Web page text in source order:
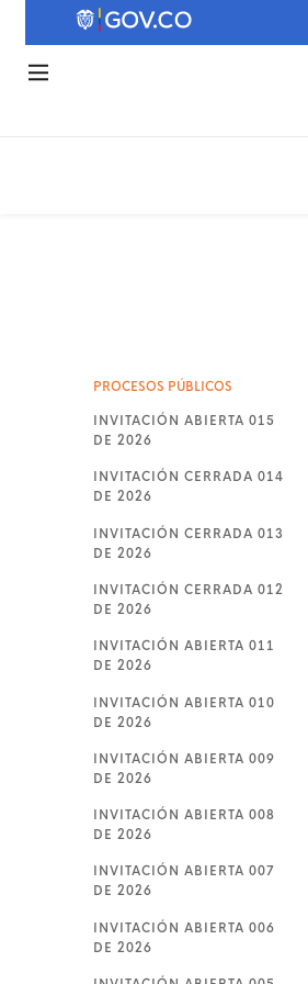
PROCESOS PÚBLICOS
INVITACIÓN ABIERTA 015
DE 2026
INVITACIÓN CERRADA 014
DE 2026
INVITACIÓN CERRADA 013
DE 2026
INVITACIÓN CERRADA 012
DE 2026
INVITACIÓN ABIERTA 011
DE 2026
INVITACIÓN ABIERTA 010
DE 2026
INVITACIÓN ABIERTA 009
DE 2026
INVITACIÓN ABIERTA 008
DE 2026
INVITACIÓN ABIERTA 007
DE 2026
INVITACIÓN ABIERTA 006
DE 2026